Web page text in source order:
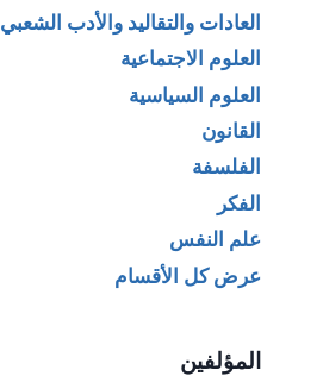
العادات والتقاليد والأدب الشعبي
العلوم الاجتماعية
العلوم السياسية
القانون
الفلسفة
الفكر
علم النفس
عرض كل الأقسام
المؤلفين